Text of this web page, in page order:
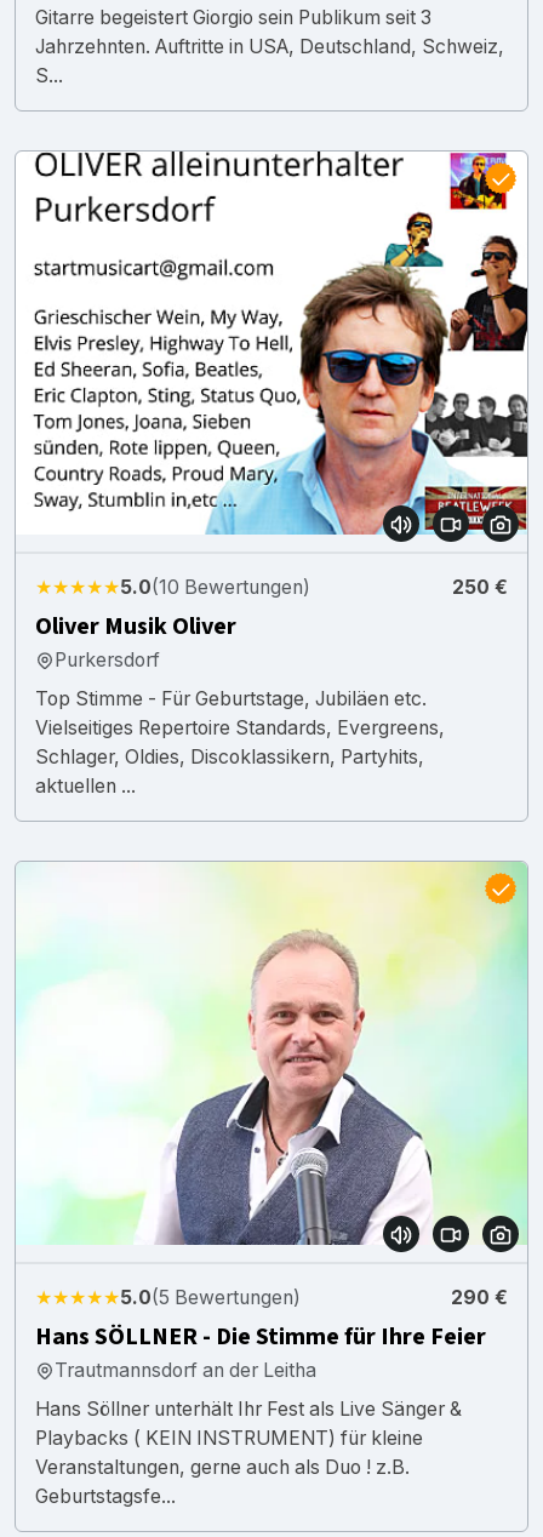
Gitarre begeistert Giorgio sein Publikum seit 3
Jahrzehnten. Auftritte in USA, Deutschland, Schweiz,
S...
★★★★★5.0(10 Bewertungen) 250 €
Oliver Musik Oliver
Purkersdorf
Top Stimme - Für Geburtstage, Jubiläen etc.
Vielseitiges Repertoire Standards, Evergreens,
Schlager, Oldies, Discoklassikern, Partyhits,
aktuellen ...
★★★★★5.0(5 Bewertungen) 290 €
Hans SÖLLNER - Die Stimme für Ihre Feier
Trautmannsdorf an der Leitha
Hans Söllner unterhält Ihr Fest als Live Sänger &
Playbacks ( KEIN INSTRUMENT) für kleine
Veranstaltungen, gerne auch als Duo ! z.B.
Geburtstagsfe...